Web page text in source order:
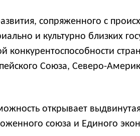
сопряженного с
и культурно близких
конкурентоспособности
Союза, Северо-
открывает
союза и Единого